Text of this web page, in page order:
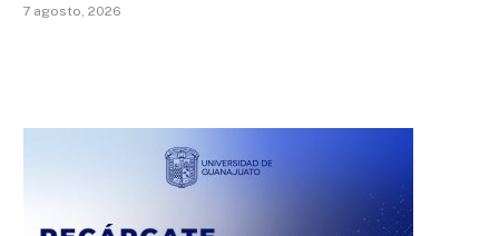
7 agosto, 2026